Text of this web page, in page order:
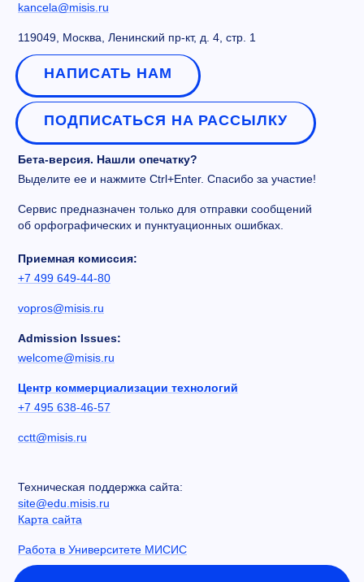
kancela@misis.ru
119049, Москва, Ленинский пр-кт, д. 4, стр. 1
НАПИСАТЬ НАМ
ПОДПИСАТЬСЯ НА РАССЫЛКУ
Бета-версия. Нашли опечатку?
Выделите ее и нажмите Ctrl+Enter. Спасибо за участие!
Сервис предназначен только для отправки сообщений
об орфографических и пунктуационных ошибках.
Приемная комиссия:
+7 499 649-44-80
vopros@misis.ru
Admission Issues:
welcome@misis.ru
Центр коммерциализации технологий
+7 495 638-46-57
cctt@misis.ru
Техническая поддержка сайта:
site@edu.misis.ru
Карта сайта
Работа в Университете МИСИС
Сведения об образовательной организации